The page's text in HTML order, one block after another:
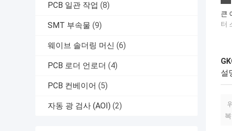
PCB 일관 작업 (8)
SMT 부속물 (9)
웨이브 솔더링 머신 (6)
PCB 로더 언로더 (4)
PCB 컨베이어 (5)
자동 광 검사 (AOI) (2)
큰
터
설